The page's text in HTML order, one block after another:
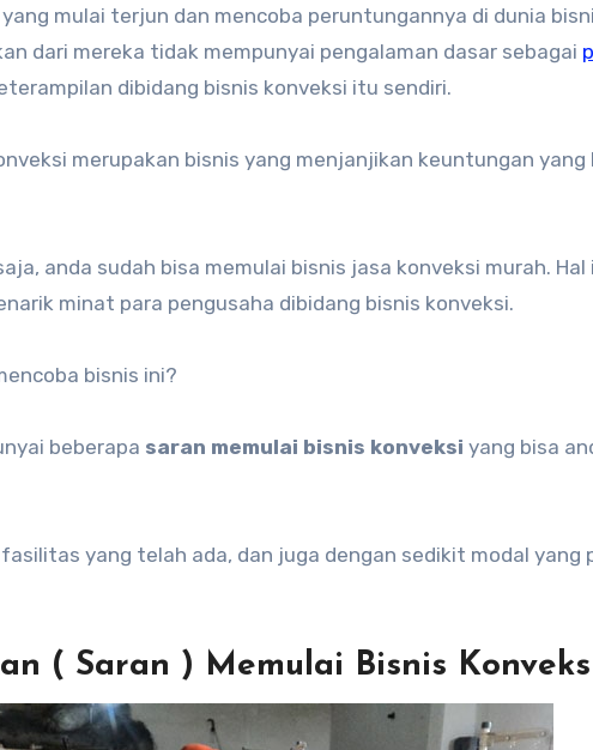
mulai terjun dan mencoba peruntungannya di dunia
dari mereka tidak mempunyai pengalaman dasar sebagai
dibidang bisnis konveksi itu sendiri.
merupakan bisnis yang menjanjikan keuntungan
anda sudah bisa memulai bisnis jasa konveksi murah. Hal
minat para pengusaha dibidang bisnis konveksi.
bisnis ini?
beberapa saran memulai bisnis konveksi yang bisa
yang telah ada, dan juga dengan sedikit modal yang
( Saran ) Memulai Bisnis